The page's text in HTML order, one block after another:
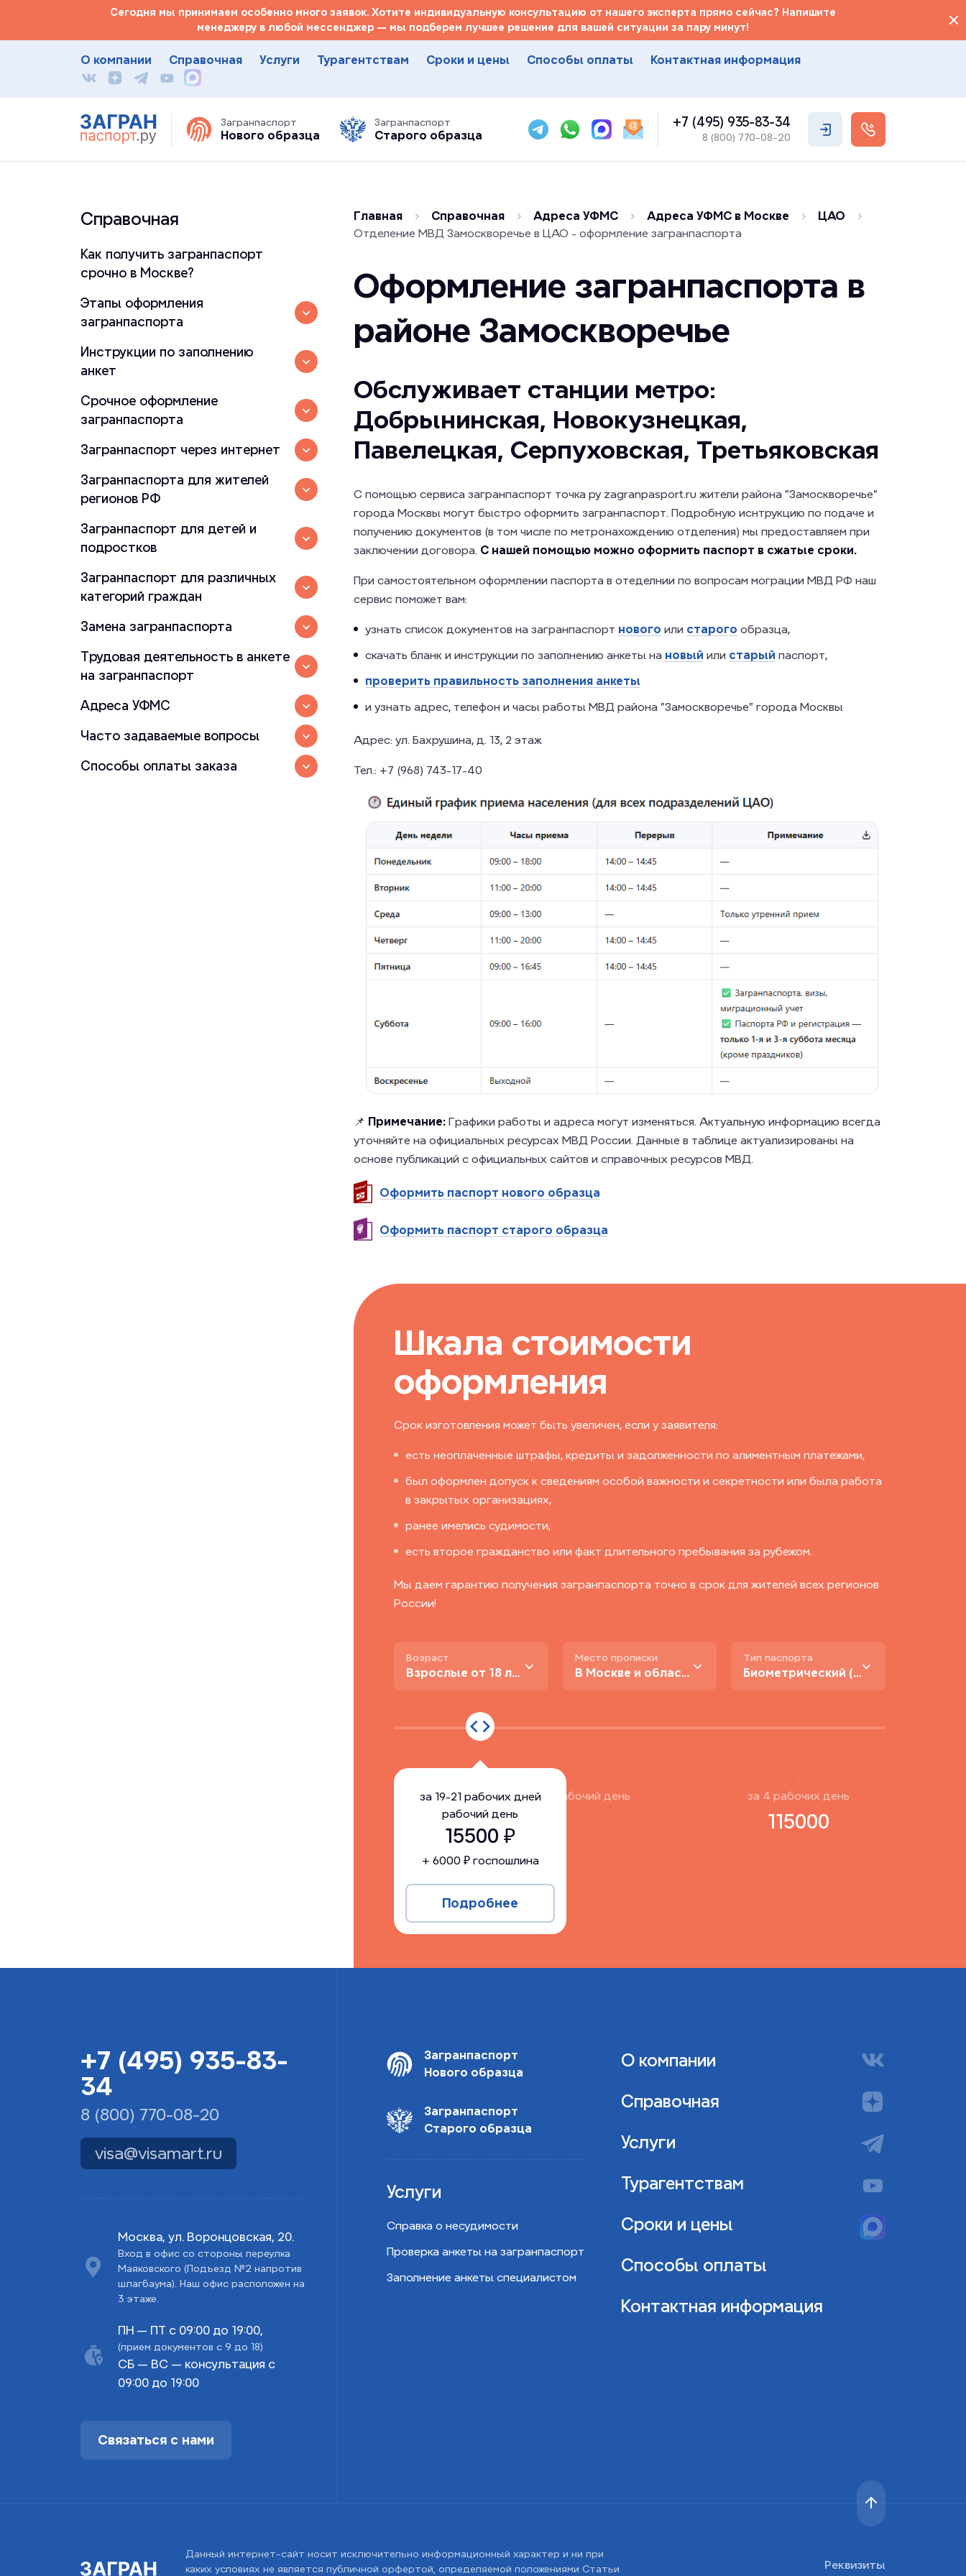
Сегодня мы принимаем особенно много заявок. Хотите индивидуальную консультацию от нашего эксперта прямо сейчас? Напишите
менеджеру в любой мессенджер — мы подберем лучшее решение для вашей ситуации за пару минут!
О компании Справочная Услуги Турагентствам Сроки и цены Способы оплаты Контактная информация
Загранпаспорт
Нового образца
Загранпаспорт
Старого образца
+7 (495) 935-83-34
8 (800) 770-08-20
Справочная
Как получить загранпаспорт
срочно в Москве?
Этапы оформления
загранпаспорта
Инструкции по заполнению
анкет
Срочное оформление
загранпаспорта
Загранпаспорт через интернет
Загранпаспорта для жителей
регионов РФ
Загранпаспорт для детей и
подростков
Загранпаспорт для различных
категорий граждан
Замена загранпаспорта
Трудовая деятельность в анкете
на загранпаспорт
Адреса УФМС
Часто задаваемые вопросы
Способы оплаты заказа
Главная Справочная Адреса УФМС Адреса УФМС в Москве
ЦАО
Отделение МВД Замоскворечье в ЦАО - оформление загранпаспорта
Оформление загранпаспорта в
районе Замоскворечье
Обслуживает станции метро:
Добрынинская, Новокузнецкая,
Павелецкая, Серпуховская, Третьяковская
С помощью сервиса загранпаспорт точка ру zagranpasport.ru жители района "Замоскворечье"
города Москвы могут быстро оформить загранпаспорт. Подробную иснтрукцию по подаче и
получению документов (в том числе по метронахождению отделения) мы предоставляем при
заключении договора. С нашей помощью можно оформить паспорт в сжатые сроки.
При самостоятельном оформлении паспорта в отеделнии по вопросам мограции МВД РФ наш
сервис поможет вам:
узнать список документов на загранпаспорт нового или старого образца,
скачать бланк и инструкции по заполнению анкеты на новый или старый паспорт,
проверить правильность заполнения анкеты
и узнать адрес, телефон и часы работы МВД района "Замоскворечье" города Москвы
Адрес: ул. Бахрушина, д. 13, 2 этаж
Тел.: +7 (968) 743-17-40
📌 Примечание: Графики работы и адреса могут изменяться. Актуальную информацию всегда
уточняйте на официальных ресурсах МВД России. Данные в таблице актуализированы на
основе публикаций с официальных сайтов и справочных ресурсов МВД.
Оформить паспорт нового образца
Оформить паспорт старого образца
Шкала стоимости
оформления
Срок изготовления может быть увеличен, если у заявителя:
есть неоплаченные штрафы, кредиты и задолженности по алиментным платежами,
был оформлен допуск к сведениям особой важности и секретности или была работа
в закрытых организациях,
ранее имелись судимости,
есть второе гражданство или факт длительного пребывания за рубежом.
Мы даем гарантию получения загранпаспорта точно в срок для жителей всех регионов
России!
Возраст
Взрослые от 18 лет
Место прописки
В Москве и области
Тип паспорта
Биометрический (нового образца)
за19-21 рабочих дней рабочий день
15500
за 4 рабочиx день
115000
за 19-21 рабочих дней
рабочий день
15500 ₽
+ 6000₽ госпошлина
Подробнее
+7 (495) 935-83-
34
8 (800) 770-08-20
visa@visamart.ru
Москва, ул. Воронцовская, 20.
Вход в офис со стороны переулка
Маяковского (Подъезд №2 напротив
шлагбаума). Наш офис расположен на
3 этаже.
ПН — ПТ с 09:00 до 19:00,
(прием документов с 9 до 18)
СБ — ВС — консультация с
09:00 до 19:00
Связаться с нами
Загранпаспорт
Нового образца
Загранпаспорт
Старого образца
Услуги
Справка о несудимости
Проверка анкеты на загранпаспорт
Заполнение анкеты специалистом
О компании
Справочная
Услуги
Турагентствам
Сроки и цены
Способы оплаты
Контактная информация
Данный интернет-сайт носит исключительно информационный характер и ни при
каких условиях не является публичной орфертой, определяемой положениями Статьи
Реквизиты